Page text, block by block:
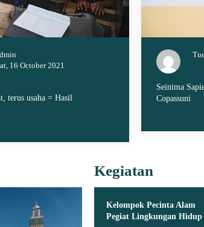
16 October 2021
terus usaha = Hasil
Seinima
Copassuni
Kegiatan
Kelompok Pecinta Alam
Pegiat Lingkungan Hidup